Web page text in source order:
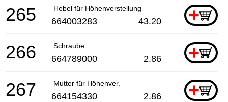
Hebel für Höhenverstellung +
265 664003283 43.20
Schraube +
266 664789000 2.86
Mutter für Höhenver. +
267 664154330 2.86